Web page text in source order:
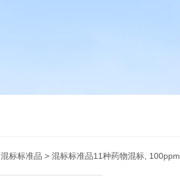
混标标准品 > 混标标准品11种药物混标, 100ppm